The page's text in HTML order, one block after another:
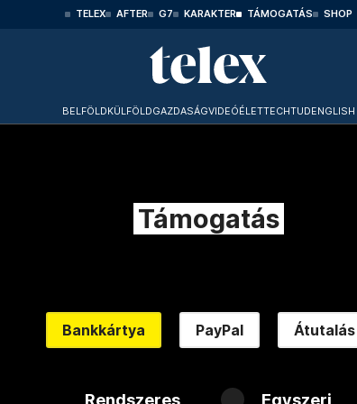
TELEX AFTER G7 KARAKTER TÁMOGATÁS SHOP
BELFÖLDKÜLFÖLDGAZDASÁGVIDEÓÉLETTECHTUDENGLISH
Támogatás
Bankkártya PayPal Átutalás
Rendszeres Egyszeri